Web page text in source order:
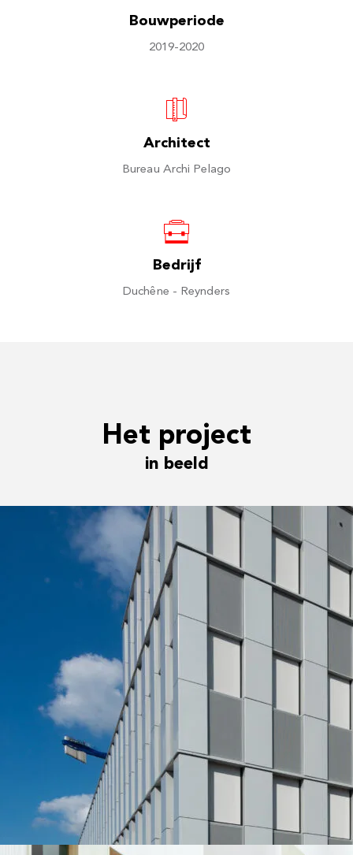
Bouwperiode
2019-2020
Architect
Bureau Archi Pelago
Bedrijf
Duchêne - Reynders
Het project
in beeld